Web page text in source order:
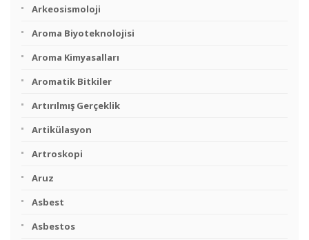
Arkeosismoloji
Aroma Biyoteknolojisi
Aroma Kimyasalları
Aromatik Bitkiler
Artırılmış Gerçeklik
Artikülasyon
Artroskopi
Aruz
Asbest
Asbestos